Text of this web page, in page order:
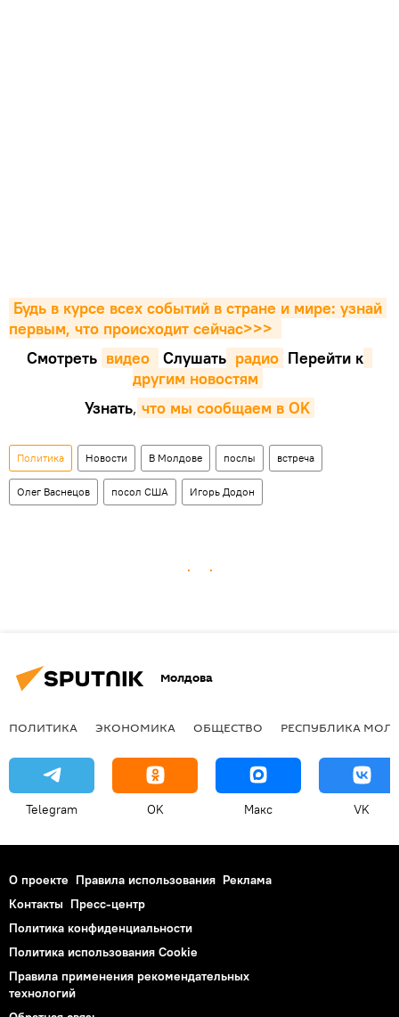
Будь в курсе всех событий в стране и мире: узнай
первым, что происходит сейчаc>>>
Смотреть видео Cлушать радио Перейти к
другим новостям
Узнать, что мы сообщаем в OK
Политика Новости В Молдове послы встреча
Олег Васнецов посол США Игорь Додон
Молдова
ПОЛИТИКА ЭКОНОМИКА ОБЩЕСТВО РЕСПУБЛИКА
Telegram OK Макс VK
О проекте Правила использования Реклама
Контакты Пресс-центр
Политика конфиденциальности
Политика использования Cookie
Правила применения рекомендательных
технологий